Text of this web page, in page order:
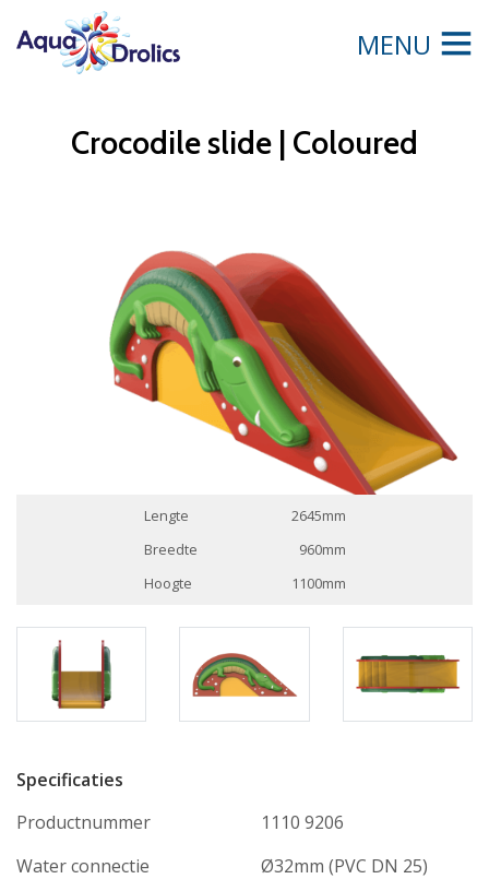
MENU
Crocodile slide | Coloured
Lengte
2645mm
Breedte
960mm
Hoogte
1100mm
Specificaties
Productnummer
1110 9206
Water connectie
Ø32mm (PVC DN 25)